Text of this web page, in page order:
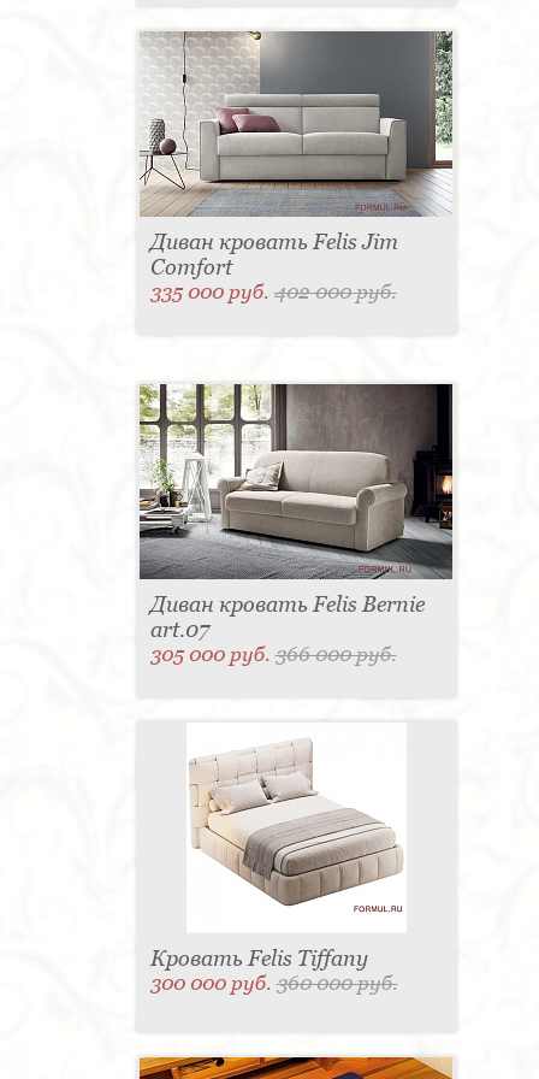
Диван кровать Felis Jim
Comfort
335 000 руб.402 000 руб.
Диван кровать Felis Bernie
art.07
305 000 руб.366 000 руб.
Кровать Felis Tiffany
300 000 руб.360 000 руб.